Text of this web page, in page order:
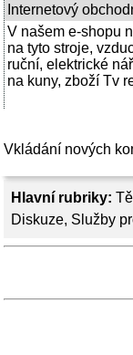
Hlavní rubriky:
Diskuze, Služby
Internetový
V našem e-shopu
na tyto stroje,
ruční, elektrické
na kuny, zboží Tv
Vkládání nových